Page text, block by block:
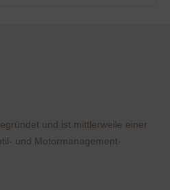
und ist mittlerweile einer
und Motormanagement-